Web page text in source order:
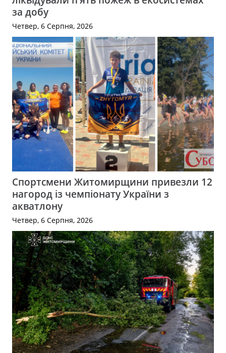
за добу
Четвер, 6 Серпня, 2026
Спортсмени Житомирщини привезли 12
нагород із чемпіонату України з
акватлону
Четвер, 6 Серпня, 2026